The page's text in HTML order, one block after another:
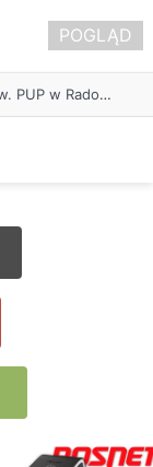
Około 90 tys. zł na szkolenia pracowników. PUP w Radomsku ogłasza nabór wniosków
POGLĄD